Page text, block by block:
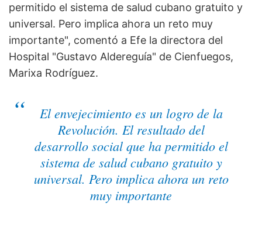
permitido el sistema de salud cubano gratuito y
universal. Pero implica ahora un reto muy
importante", comentó a Efe la directora del
Hospital "Gustavo Aldereguía" de Cienfuegos,
Marixa Rodríguez.
El envejecimiento es un logro de la
Revolución. El resultado del
desarrollo social que ha permitido el
sistema de salud cubano gratuito y
universal. Pero implica ahora un reto
muy importante